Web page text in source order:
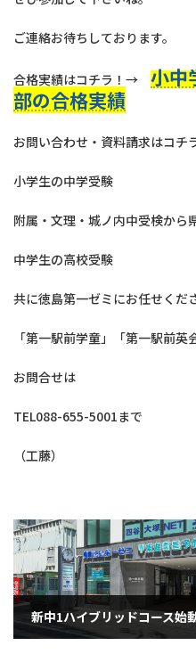
ご連絡お待ちしております。
合格実績はコチラ！→ 小中
部の合格実績
お問い合わせ・資料請求はコチ
小学生の中学受験
附属・文理・城ノ内中受検から
中学生の高校受験
共に徳島第一ゼミにお任せくだ
「第一駅前学童」「第一駅前英
お問合せは
TEL088-655-5001まで
（工藤）